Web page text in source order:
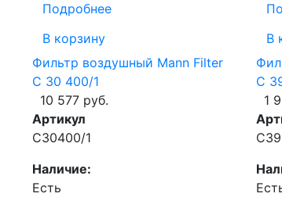
Подробнее
В корзину
В
Фильтр воздушный Mann Filter
C 30 400/1
10 577 руб.
Артикул
C30400/1
Наличие:
Есть
C
1